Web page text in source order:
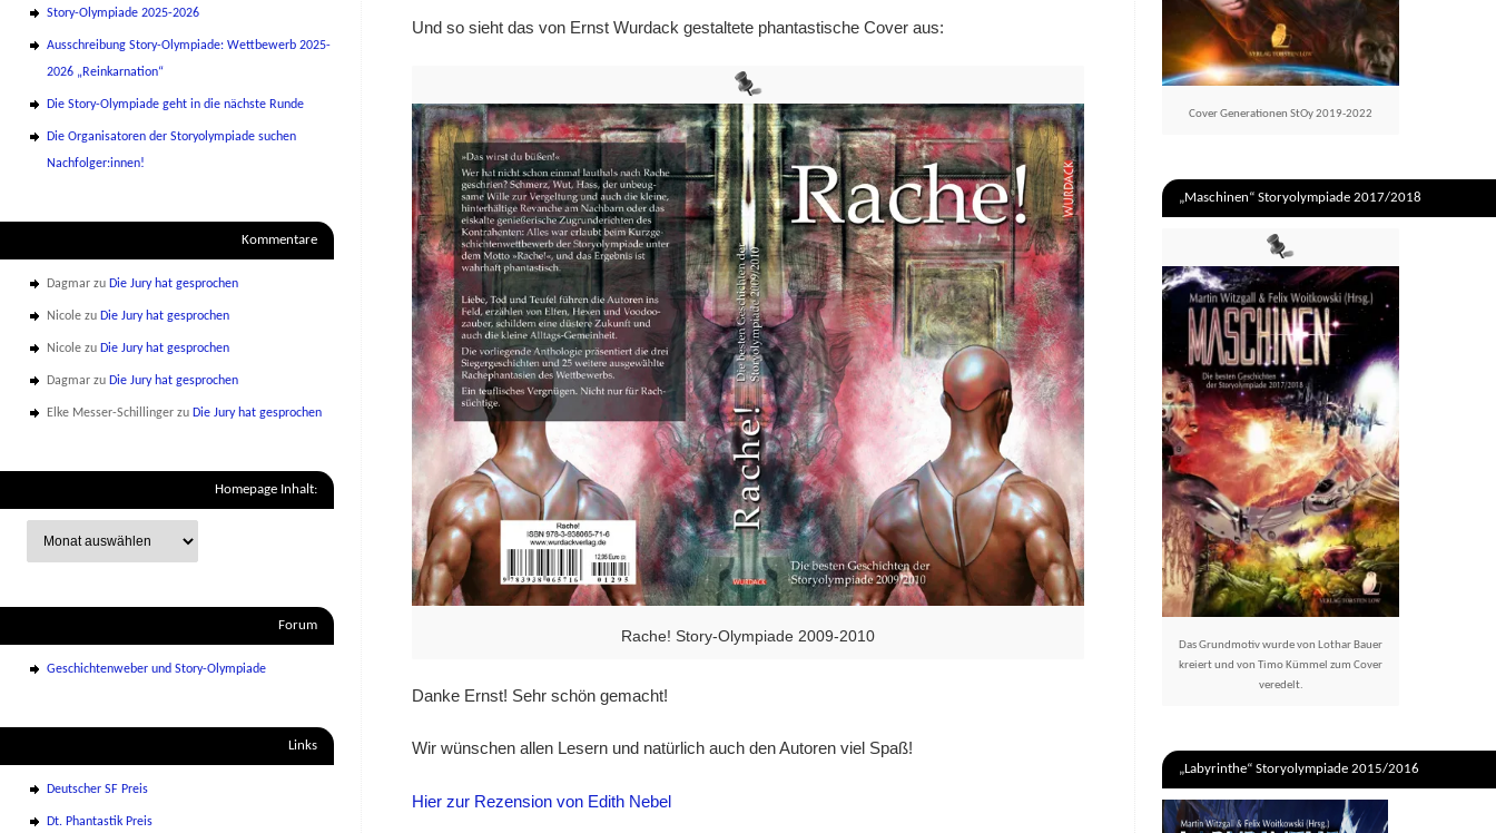
Und so sieht das von Ernst Wurdack gestaltete phantastische Cover aus:
Rache! Story-Olympiade 2009-2010
Danke Ernst! Sehr schön gemacht!
Wir wünschen allen Lesern und natürlich auch den Autoren viel Spaß!
Hier zur Rezension von Edith Nebel
Story-Olympiade 2025-2026
Ausschreibung Story-Olympiade: Wettbewerb 2025-
2026 „Reinkarnation“
Die Story-Olympiade geht in die nächste Runde
Die Organisatoren der Storyolympiade suchen
Nachfolger:innen!
Kommentare
Dagmar zu Die Jury hat gesprochen
Nicole zu Die Jury hat gesprochen
Nicole zu Die Jury hat gesprochen
Dagmar zu Die Jury hat gesprochen
Elke Messer-Schillinger zu Die Jury hat gesprochen
Homepage Inhalt:
Forum
Geschichtenweber und Story-Olympiade
Links
Deutscher SF Preis
Dt. Phantastik Preis
Cover Generationen StOy 2019-2022
„Maschinen“ Storyolympiade 2017/2018
Das Grundmotiv wurde von Lothar Bauer
kreiert und von Timo Kümmel zum Cover
veredelt.
„Labyrinthe“ Storyolympiade 2015/2016